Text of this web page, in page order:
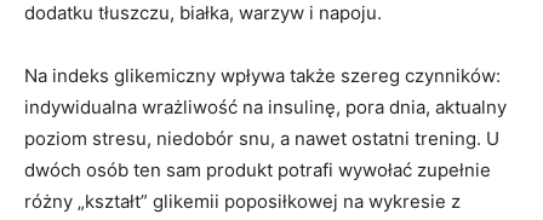
dodatku tłuszczu, białka, warzyw i napoju.
Na indeks glikemiczny wpływa także szereg czynników:
indywidualna wrażliwość na insulinę, pora dnia, aktualny
poziom stresu, niedobór snu, a nawet ostatni trening. U
dwóch osób ten sam produkt potrafi wywołać zupełnie
różny „kształt” glikemii poposiłkowej na wykresie z